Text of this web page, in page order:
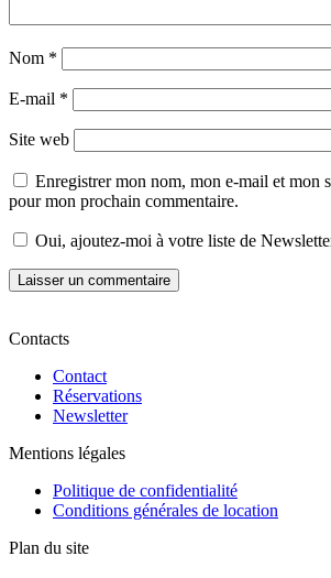
Nom *
E-mail *
Site web
Enregistrer mon nom, mon e-mail et mon
pour mon prochain commentaire.
Oui, ajoutez-moi à votre liste de
Contacts
Contact
Réservations
Newsletter
Mentions légales
Politique de confidentialité
Conditions générales de location
Plan du site